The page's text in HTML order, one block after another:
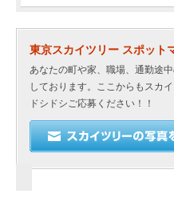
東京スカイツリー スポット
あなたの町や家、職場、通勤途
しております。ここからもスカ
ドシドシご応募ください！！